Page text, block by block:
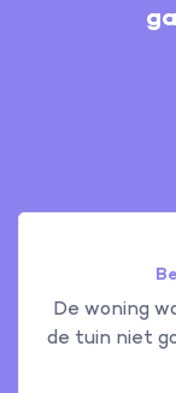
De woning
de tuin niet